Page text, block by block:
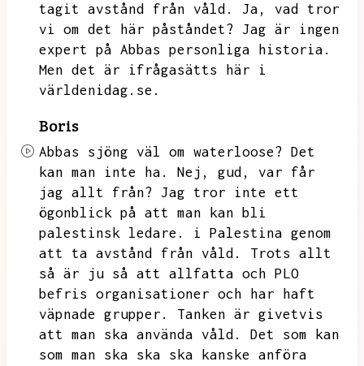
tagit avstånd från våld.
Ja,
vad tror
vi om det här påståndet? Jag är ingen
expert på Abbas personliga historia.
Men det är ifrågasätts här i
världenidag.se.
Boris
Abbas sjöng väl om waterloose? Det
kan man inte ha.
Nej, gud,
var får
jag allt från? Jag tror inte ett
ögonblick på att man kan bli
palestinsk ledare.
i Palestina genom
att ta avstånd från våld.
Trots allt
så är ju så att allfatta och PLO
befris organisationer och har haft
väpnade grupper.
Tanken är givetvis
att man ska använda våld.
Det som kan
som man ska ska ska kanske anföra